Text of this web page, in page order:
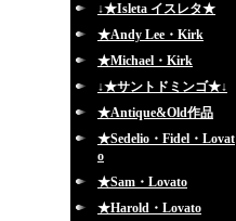
↓★Isleta イスレタ★
★Andy Lee・Kirk
★Michael・Kirk
↓★サントドミンゴ★↓
★Antique&Old作品
★Sedelio・Fidel・Lovat
o
★Sam・Lovato
★Harold・Lovato